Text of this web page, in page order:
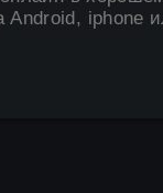
Android, iphone